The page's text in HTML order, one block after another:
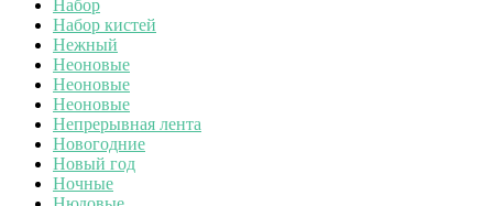
Набор
Набор кистей
Нежный
Неоновые
Неоновые
Неоновые
Непрерывная лента
Новогодние
Новый год
Ночные